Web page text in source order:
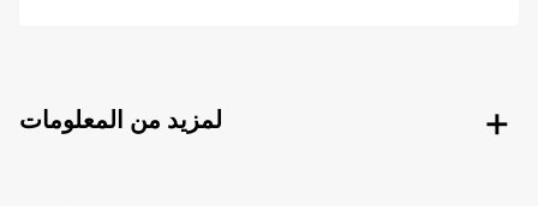
لمزيد من المعلومات